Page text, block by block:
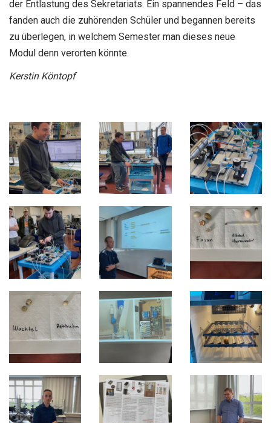
der Entlastung des Sekretariats. Ein spannendes Feld – das
fanden auch die zuhörenden Schüler und begannen bereits
zu überlegen, in welchem Semester man dieses neue
Modul denn verorten könnte.
Kerstin Köntopf